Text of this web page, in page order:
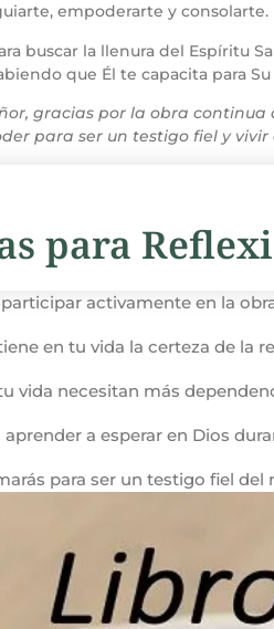
empoderarte y
buscar la llenura del Espíritu
que Él te capacita para Su
gracias por la obra
para ser un testigo fiel y
para
participar activamente en la
en tu vida la certeza de la
vida necesitan más
aprender a esperar en Dios
para ser un testigo fiel